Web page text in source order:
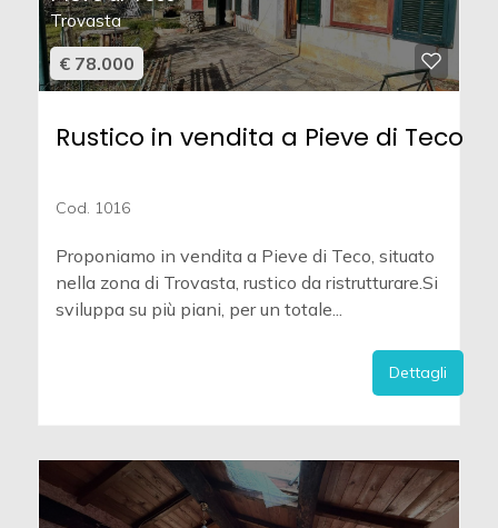
Trovasta
€ 78.000
Rustico in vendita a Pieve di Teco
Cod. 1016
Proponiamo in vendita a Pieve di Teco, situato
nella zona di Trovasta, rustico da ristrutturare.Si
sviluppa su più piani, per un totale...
Dettagli